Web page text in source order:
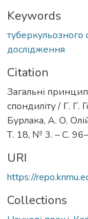
Keywords
туберкульозного
дослідження
Citation
Загальні
спондиліту / Г. Г.
Бурлака, А. О.
Т. 18, № 3. – С.
URI
https://
Collections